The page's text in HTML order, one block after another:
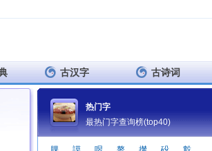
古汉字 古诗词
热门字
最热门字查询榜(top40)